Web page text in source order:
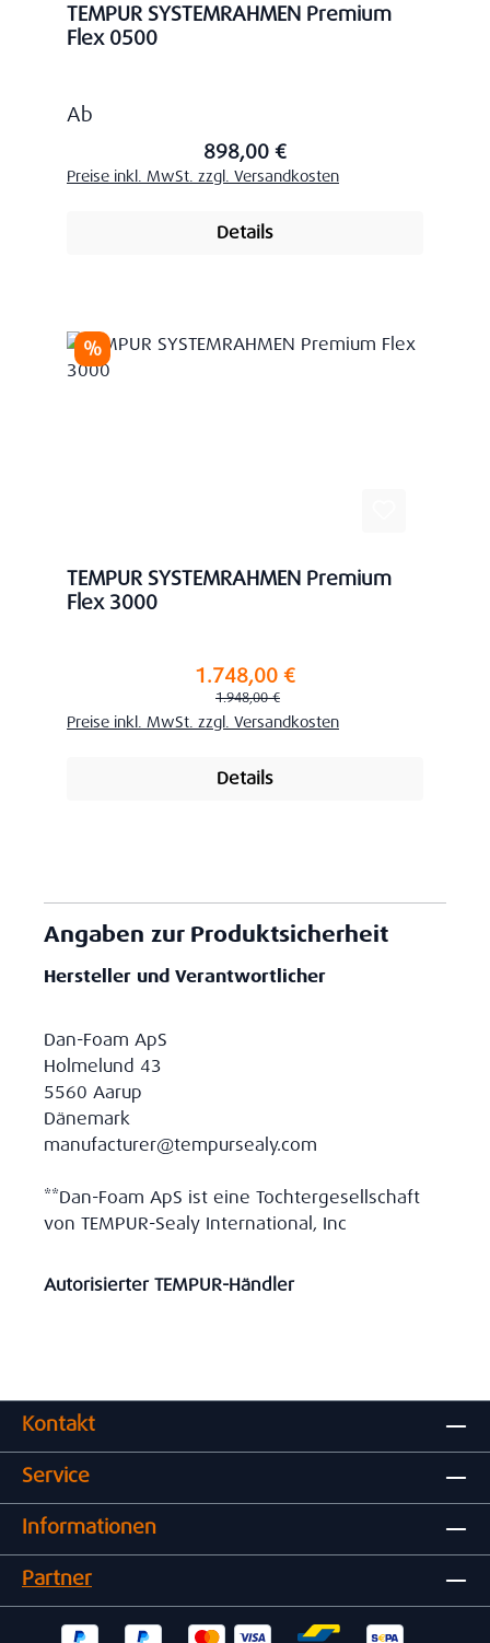
TEMPUR SYSTEMRAHMEN Premium
Flex 0500
Regulärer Preis:
Ab
898,00 €
Preise inkl. MwSt. zzgl. Versandkosten
Details
Rabatt
%
TEMPUR SYSTEMRAHMEN Premium
Flex 3000
Verkaufspreis:1.748,00 €
Regulärer Preis:
1.948,00 €
Preise inkl. MwSt. zzgl. Versandkosten
Details
Angaben zur Produktsicherheit
Hersteller und Verantwortlicher
Dan-Foam ApS
Holmelund 43
5560 Aarup
Dänemark
manufacturer@tempursealy.com
**Dan-Foam ApS ist eine Tochtergesellschaft
von TEMPUR-Sealy International, Inc
Autorisierter TEMPUR-Händler
Kontakt
Service
Informationen
Partner